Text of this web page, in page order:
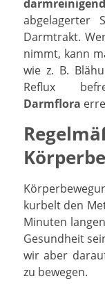
darmreinigend
abgelagerter
Darmtrakt.
nimmt, kann
wie z. B.
Reflux
Darmflora
kurbelt den
Minuten
Gesundheit
wir aber
zu bewegen.